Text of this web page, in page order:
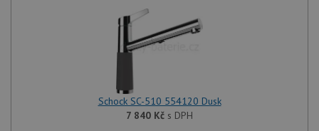
Schock SC-510 554120 Dusk
7 840 Kč s DPH